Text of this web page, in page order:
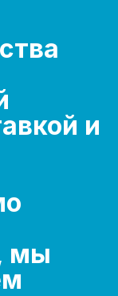
и
мы